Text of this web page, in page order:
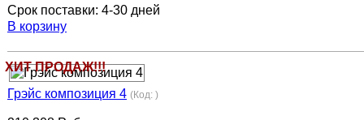
Срок поставки: 4-30 дней
В корзину
ХИТ ПРОДАЖ!!!
Грэйс композиция 4 (Код: )